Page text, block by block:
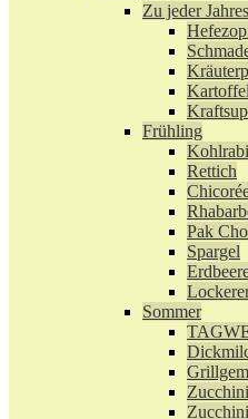
Zu jeder
Frühling
Kohlrabi
Rettich
Pak
Spargel
Sommer
Zucchini